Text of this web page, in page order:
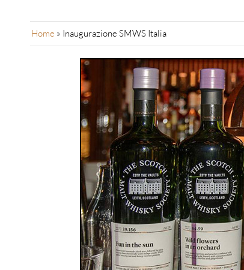
Home » Inaugurazione SMWS Italia